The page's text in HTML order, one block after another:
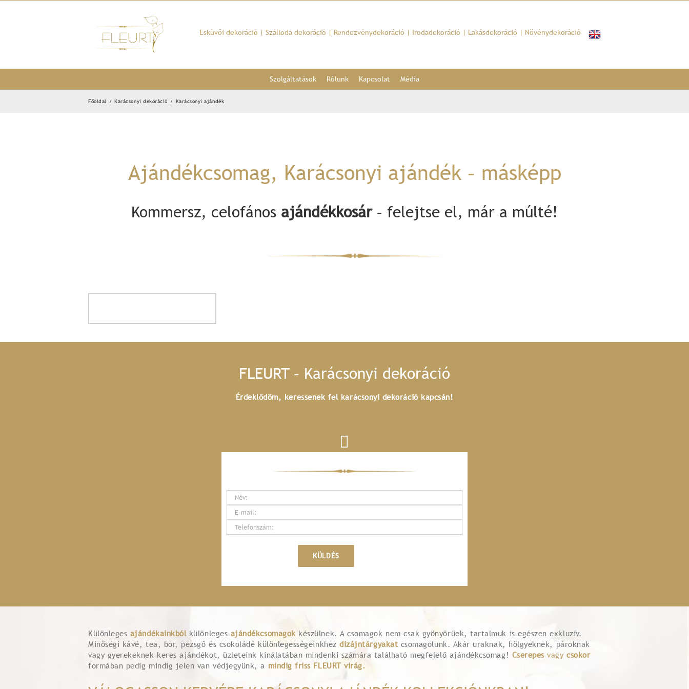
Esküvői dekoráció | Szálloda dekoráció | Rendezvénydekoráció | Irodadekoráció | Lakásdekoráció | Növénydekoráció
Szolgáltatások Rólunk Kapcsolat Média
Főoldal / Karácsonyi dekoráció / Karácsonyi ajándék
Ajándékcsomag, Karácsonyi ajándék – másképp
Kommersz, celofános ajándékkosár – felejtse el, már a múlté!
FLEURT – Karácsonyi dekoráció
Érdeklődöm, keressenek fel karácsonyi dekoráció kapcsán!
Különleges ajándékainkbólkülönleges ajándékcsomagok készülnek. A csomagok nem csak gyönyörűek, tartalmuk is egészen exkluzív.
Minőségi kávé, tea, bor, pezsgő és csokoládé különlegességeinkhezdizájntárgyakat csomagolunk. Akár uraknak, hölgyeknek, pároknak
vagy gyerekeknek keres ajándékot, üzleteink kínálatában mindenki számára található megfelelő ajándékcsomag! Cserepesvagycsokor
formában pedig mindig jelen van védjegyünk, a mindig friss FLEURT virág.